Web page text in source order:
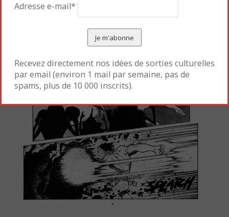
Adresse e-mail*
Recevez directement nos idées de sorties culturelles
par email (environ 1 mail par semaine, pas de
spams, plus de 10 000 inscrits).